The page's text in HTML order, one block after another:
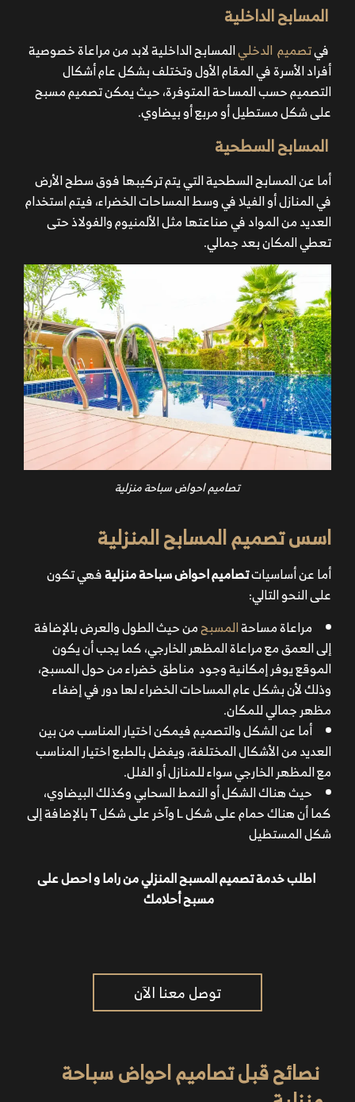
المسابح الداخلية
فيتصميم الدخليالمسابح الداخلية لابد من مراعاة خصوصية
أفراد الأسرة في المقام الأول وتختلف بشكل عام أشكال
التصميم حسب المساحة المتوفرة، حيث يمكن تصميم مسبح
على شكل مستطيل أو مربع أو بيضاوي.
المسابح السطحية
أما عن المسابح السطحية التي يتم تركيبها فوق سطح الأرض
في المنازل أو الفيلا في وسط المساحات الخضراء، فيتم استخدام
العديد من المواد في صناعتها مثل الألمنيوم والفولاذ حتى
تعطي المكان بعد جمالي.
تصاميم احواض سباحة منزلية
اسس تصميم المسابح المنزلية
أما عن أساسياتتصاميم احواض سباحة منزليةفهي تكون
على النحو التالي:
مراعاة مساحةالمسبحمن حيث الطول والعرض بالإضافة
إلى العمق مع مراعاة المظهر الخارجي، كما يجب أن يكون
الموقع يوفر إمكانية وجود مناطق خضراء من حول المسبح،
وذلك لأن بشكل عام المساحات الخضراء لها دور في إضفاء
مظهر جمالي للمكان.
أما عن الشكل والتصميم فيمكن اختيار المناسب من بين
العديد من الأشكال المختلفة، ويفضل بالطبع اختيار المناسب
مع المظهر الخارجي سواء للمنازل أو الفلل.
حيث هناك الشكل أو النمط السحابي وكذلك البيضاوي،
كما أن هناك حمام على شكل L وآخر على شكل T بالإضافة إلى
شكل المستطيل
اطلب خدمة تصميم المسبح المنزلي من راما و احصل على
مسبح أحلامك
أولا من الضروري تحديد القياسات الضرورية لحوض السباحة
توصل معنا الآن
نصائح قبل تصاميم احواض سباحة